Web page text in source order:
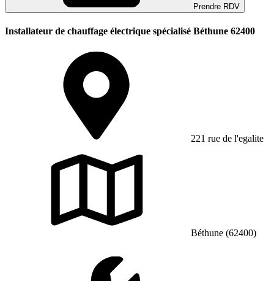
Prendre RDV
Installateur de chauffage électrique spécialisé Béthune 62400
221 rue de l'egalite
Béthune (62400)